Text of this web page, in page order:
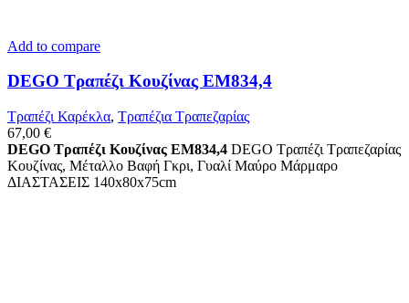
Add to compare
DEGO Τραπέζι Κουζίνας ΕΜ834,4
Τραπέζι Καρέκλα, Τραπέζια Τραπεζαρίας
67,00 €
DEGO Τραπέζι Κουζίνας ΕΜ834,4 DEGO Τραπέζι Τραπεζαρίας
Κουζίνας, Μέταλλο Βαφή Γκρι, Γυαλί Μαύρο Μάρμαρο
ΔΙΑΣΤΑΣΕΙΣ 140x80x75cm